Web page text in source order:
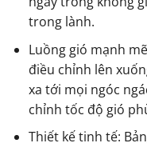
trong lành.
Luồng gió mạnh
điều chỉnh lên
xa tới mọi ngóc
chỉnh tốc độ gió
Thiết kế tinh tế: